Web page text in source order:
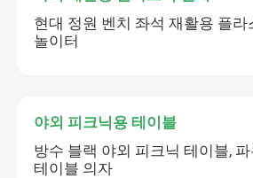
현대 정원 벤치 좌석 재활용 플라
놀이터
야외 피크닉용 테이블
방수 블랙 야외 피크닉 테이블,
테이블 의자